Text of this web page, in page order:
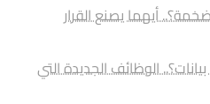
أيهما يصنع القرار
الوظائف الجديدة التي